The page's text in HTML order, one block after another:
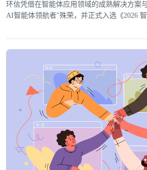
环信凭借在智能体应用领域的成熟解决方案
AI智能体领航者"殊荣，并正式入选《2026 智